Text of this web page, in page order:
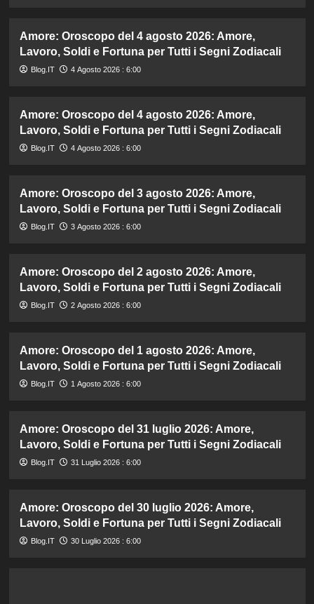
Amore: Oroscopo del 4 agosto 2026: Amore,
Lavoro, Soldi e Fortuna per Tutti i Segni Zodiacali
Blog.IT 4 Agosto 2026 : 6:00
Amore: Oroscopo del 4 agosto 2026: Amore,
Lavoro, Soldi e Fortuna per Tutti i Segni Zodiacali
Blog.IT 4 Agosto 2026 : 6:00
Amore: Oroscopo del 3 agosto 2026: Amore,
Lavoro, Soldi e Fortuna per Tutti i Segni Zodiacali
Blog.IT 3 Agosto 2026 : 6:00
Amore: Oroscopo del 2 agosto 2026: Amore,
Lavoro, Soldi e Fortuna per Tutti i Segni Zodiacali
Blog.IT 2 Agosto 2026 : 6:00
Amore: Oroscopo del 1 agosto 2026: Amore,
Lavoro, Soldi e Fortuna per Tutti i Segni Zodiacali
Blog.IT 1 Agosto 2026 : 6:00
Amore: Oroscopo del 31 luglio 2026: Amore,
Lavoro, Soldi e Fortuna per Tutti i Segni Zodiacali
Blog.IT 31 Luglio 2026 : 6:00
Amore: Oroscopo del 30 luglio 2026: Amore,
Lavoro, Soldi e Fortuna per Tutti i Segni Zodiacali
Blog.IT 30 Luglio 2026 : 6:00